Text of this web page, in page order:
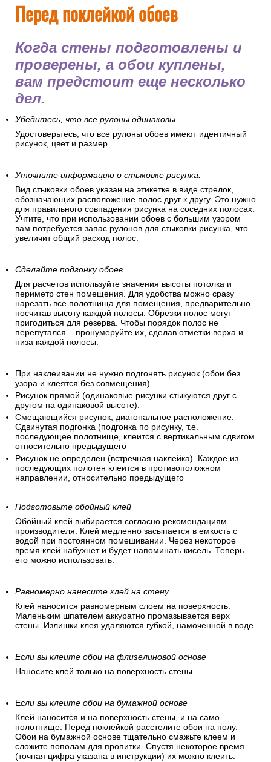
Перед поклейкой обоев
Когда стены подготовлены и
проверены, а обои куплены,
вам предстоит еще несколько
дел.
Убедитесь, что все рулоны одинаковы.
Удостоверьтесь, что все рулоны обоев имеют идентичный
рисунок, цвет и размер.
Уточните информацию о стыковке рисунка.
Вид стыковки обоев указан на этикетке в виде стрелок,
обозначающих расположение полос друг к другу. Это нужно
для правильного совпадения рисунка на соседних полосах.
Учтите, что при использовании обоев с большим узором
вам потребуется запас рулонов для стыковки рисунка, что
увеличит общий расход полос.
Сделайте подгонку обоев.
Для расчетов используйте значения высоты потолка и
периметр стен помещения. Для удобства можно сразу
нарезать все полотнища для помещения, предварительно
посчитав высоту каждой полосы. Обрезки полос могут
пригодиться для резерва. Чтобы порядок полос не
перепутался – пронумеруйте их, сделав отметки верха и
низа каждой полосы.
При наклеивании не нужно подгонять рисунок (обои без
узора и клеятся без совмещения).
Рисунок прямой (одинаковые рисунки стыкуются друг с
другом на одинаковой высоте).
Смещающийся рисунок, диагональное расположение.
Сдвинутая подгонка (подгонка по рисунку, т.е.
последующее полотнище, клеится с вертикальным сдвигом
относительно предыдущего
Рисунок не определен (встречная наклейка). Каждое из
последующих полотен клеится в противоположном
направлении, относительно предыдущего
Подготовьте обойный клей
Обойный клей выбирается согласно рекомендациям
производителя. Клей медленно засыпается в емкость с
водой при постоянном помешивании. Через некоторое
время клей набухнет и будет напоминать кисель. Теперь
его можно использовать.
Равномерно нанесите клей на стену.
Клей наносится равномерным слоем на поверхность.
Маленьким шпателем аккуратно промазывается верх
стены. Излишки клея удаляются губкой, намоченной в воде.
Если вы клеите обои на флизелиновой основе
Наносите клей только на поверхность стены.
Если вы клеите обои на бумажной основе
Клей наносится и на поверхность стены, и на само
полотнище. Перед поклейкой расстелите обои на полу.
Обои на бумажной основе тщательно смажьте клеем и
сложите пополам для пропитки. Спустя некоторое время
(точная цифра указана в инструкции) их можно клеить.